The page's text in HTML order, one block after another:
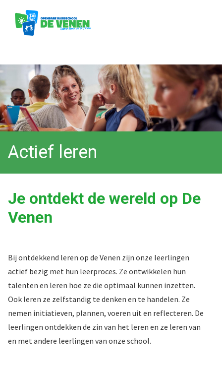
Actief leren
Je ontdekt de wereld op De
Venen
Bij ontdekkend leren op de Venen zijn onze leerlingen
actief bezig met hun leerproces. Ze ontwikkelen hun
talenten en leren hoe ze die optimaal kunnen inzetten.
Ook leren ze zelfstandig te denken en te handelen. Ze
nemen initiatieven, plannen, voeren uit en reflecteren. De
leerlingen ontdekken de zin van het leren en ze leren van
en met andere leerlingen van onze school.